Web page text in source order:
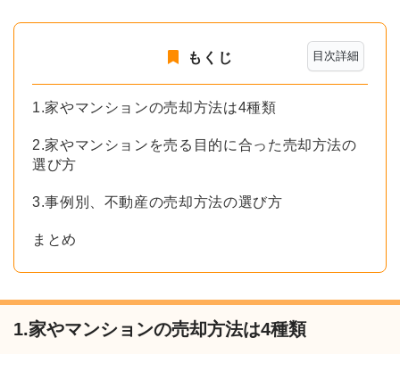
目次詳細
もくじ
1.家やマンションの売却方法は4種類
2.家やマンションを売る目的に合った売却方法の
選び方
3.事例別、不動産の売却方法の選び方
まとめ
1.家やマンションの売却方法は4種類